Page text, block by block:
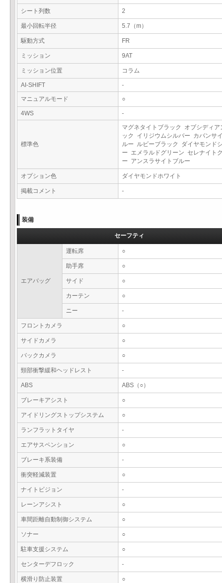
シート列数 2
最小回転半径 5.7（m）
駆動方式 FR
ミッション 9AT
ミッション位置 コラム
AI-SHIFT
-
マニュアルモード
○
4WS -
標準色
マグネタイトブラック オブシディア
ック イリジウムシルバー カバンサ
ルー ルビーブラック ダイヤモンド
ー エメラルドグリーン セレナイト
ー アンスラサイトブルー
オプション色 ダイヤモンドホワイト
掲載コメント -
装備
セーフティ
エアバッグ
運転席 ○
助手席 ○
サイド ○
カーテン ○
ニー -
フロントカメラ ○
サイドカメラ ○
バックカメラ ○
頸部衝撃緩和ヘッドレスト -
ABS ABS（○）
ブレーキアシスト ○
アイドリングストップシステム ○
ランフラットタイヤ -
エアサスペンション ○
ブレーキ系装備 -
衝突軽減装置 ○
ナイトビジョン -
レーンアシスト ○
車間距離自動制御システム ○
ソナー ○
駐車支援システム ○
センターデフロック -
横滑り防止装置 ○